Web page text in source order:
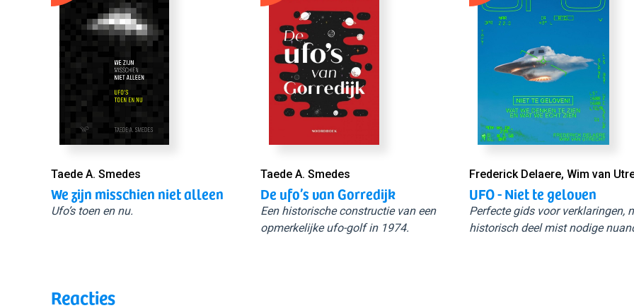
Taede A. Smedes
We zijn misschien niet alleen
Ufo’s toen en nu.
Taede A. Smedes
De ufo’s van Gorredijk
Een historische constructie van een
opmerkelijke ufo-golf in 1974.
Frederick Delaere, Wim van
UFO - Niet te geloven
Perfecte gids voor verklaringen,
historisch deel mist nodige
Reacties